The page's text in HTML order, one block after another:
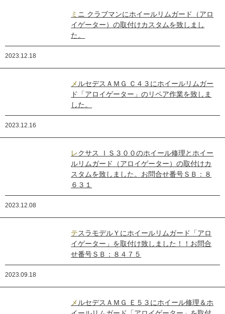
ミニ クラブマンにホイールリムガード（アロ
イゲーター）の取付けカスタムを致しまし
た。
2023.12.18
メルセデスＡＭＧ Ｃ４３にホイールリムガー
ド「アロイゲーター」のリペア作業を致しま
した。
2023.12.16
レクサス ＩＳ３００のホイール修理とホイー
ルリムガード（アロイゲーター）の取付けカ
スタムを致しました。お問合せ番号ＳＢ：８
６３１
2023.12.08
テスラモデルＹにホイールリムガード「アロ
イゲーター」を取付け致しました！！お問合
せ番号ＳＢ：８４７５
2023.09.18
メルセデスＡＭＧ Ｅ５３にホイール修理＆ホ